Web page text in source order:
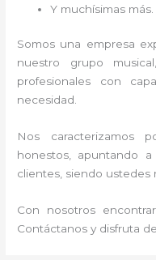
Y muchísimas más.
Somos una empresa
nuestro grupo
profesionales con
necesidad.
Nos caracterizamos
honestos, apuntando
clientes, siendo ustedes
Con nosotros
Contáctanos y disfruta